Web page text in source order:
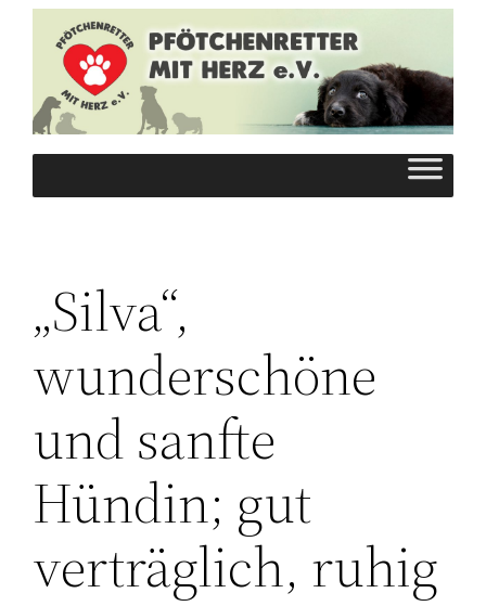
Inhalt
springen
„Silva“,
wunderschöne
und sanfte
Hündin; gut
verträglich, ruhig